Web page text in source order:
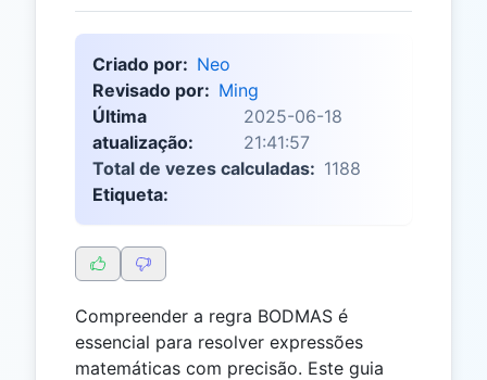
Criado por: Neo
Revisado por: Ming
Última
atualização:
2025-06-18
21:41:57
Total de vezes calculadas: 1188
Etiqueta:
Compreender a regra BODMAS é
essencial para resolver expressões
matemáticas com precisão. Este guia